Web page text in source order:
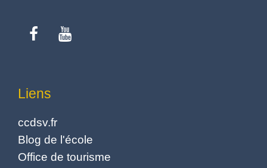
Liens
ccdsv.fr
Blog de l'école
Office de tourisme